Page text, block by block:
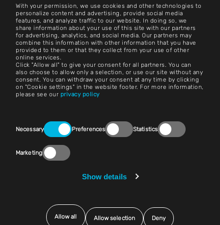
With your permission, we use cookies and other technologies to
personalize content and advertising, provide social media
features, and analyze traffic to our website. In doing so, we
share information about your use of this site with our partners
for advertising, analytics, and social media. Our partners may
combine this information with other information that you have
provided to them or that they collect from your use of other
online services.
Click "Allow all" to give your consent for all partners. You can
also choose to allow only a selection, or use our site without any
consent. You can withdraw your consent at any time by clicking
on "Cookie settings" in the website footer. For more information,
please see our privacy policy
Selection
Necessary Preferences Statistics
Marketing
Show details
Allow all Allow selection Deny
Neem contact op met
Carrière
Algemene voorwaarden
Afdruk
Wettelijke kennisgeving
Neem contact op met
Cookie-instellingen